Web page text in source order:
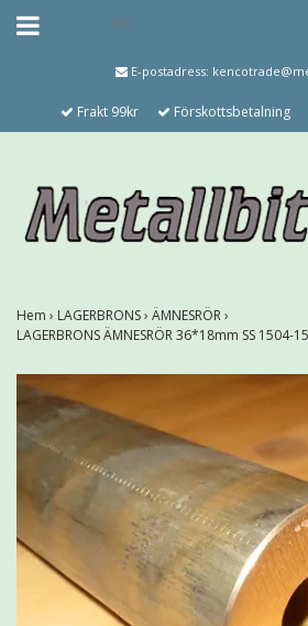
E-postadress:
Frakt 99kr Förskottsbetalning
Hem › LAGERBRONS› ÄMNESRÖR›
LAGERBRONS ÄMNESRÖR 36*18mm SS 1504-15